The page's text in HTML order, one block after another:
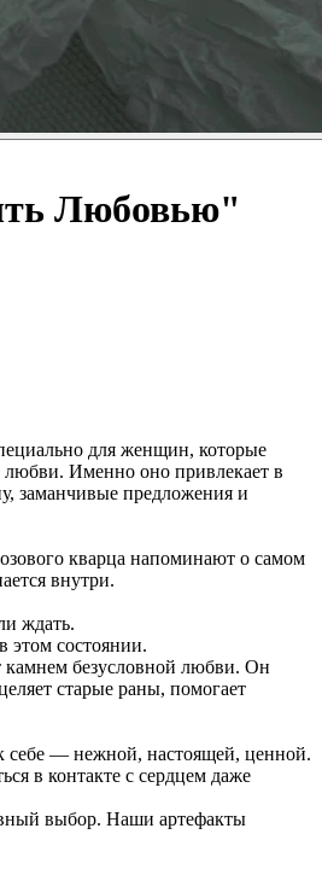
Любовью"
для женщин, которые
любви. Именно оно привлекает в
заманчивые предложения и
кварца напоминают о самом
внутри.
ждать.
этом состоянии.
безусловной любви. Он
старые раны, помогает
себе — нежной, настоящей, ценной.
в контакте с сердцем даже
выбор. Наши артефакты